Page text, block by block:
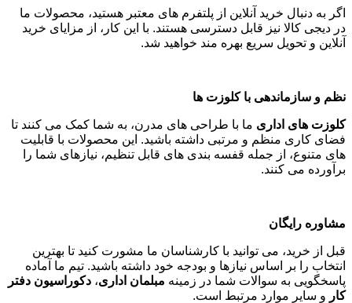
اگر به دنبال خرید آنلاین از پلتفرم های معتبر هستید، محصولات ما
در دیجی کالا نیز قابل دسترسی هستند. با این کار، از مزایای خرید
آنلاین و تحویل سریع بهره مند خواهید شد.
نظم و سازماندهی با کلوزت ها
کلوزت های اداری ما با طراحی های مدرن، به شما کمک می کنند تا
فضای کاری منظم و مرتبی داشته باشید. این محصولات با قابلیت
های متنوع، از جمله قفسه بندی های قابل تنظیم، نیازهای شما را
برآورده می کنند.
مشاوره رایگان
قبل از خرید، می توانید با کارشناسان ما مشورت کنید تا بهترین
انتخاب را بر اساس نیازها و بودجه خود داشته باشید. تیم ما آماده
پاسخگویی به سوالات شما در زمینه مبلمان اداری، دکوراسیون دفتر
کار و سایر موارد مرتبط است.